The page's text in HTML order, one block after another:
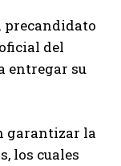
precandidato
del
entregar su
garantizar la
los cuales